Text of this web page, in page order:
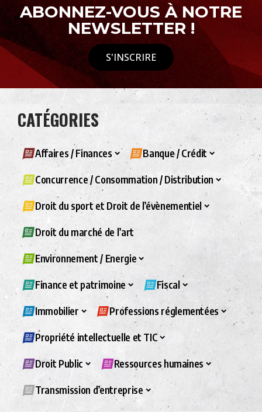
ABONNEZ-VOUS À NOTRE
NEWSLETTER !
S'INSCRIRE
CATÉGORIES
Affaires / Finances Banque / Crédit
Concurrence / Consommation / Distribution
Droit du sport et Droit de l’évènementiel
Droit du marché de l’art
Environnement / Energie
Finance et patrimoine Fiscal
Immobilier Professions réglementées
Propriété intellectuelle et TIC
Droit Public Ressources humaines
Transmission d’entreprise